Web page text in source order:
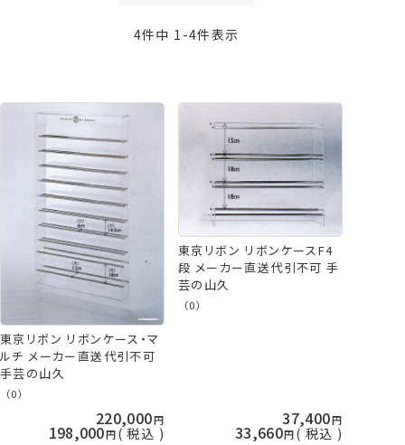
価格が高い順
おすすめ順
レビュー順
4件中 1 -4件表示
東京リボン リボンケース・マ
ルチ メーカー直送代引不可
手芸の山久
（0）
220,000
198,000 税込
東京リボン リボンケースF4
段 メーカー直送代引不可 手
芸の山久
（0）
37,400
33,660 税込